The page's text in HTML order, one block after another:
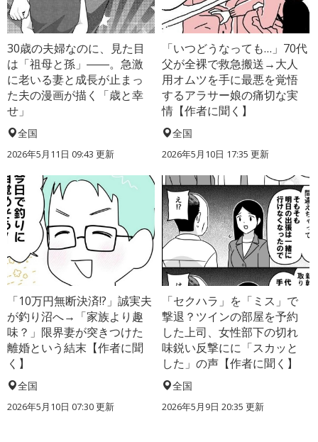
30歳の夫婦なのに、見た目
は「祖母と孫」――。急激
に老いる妻と成長が止まっ
た夫の漫画が描く「歳と幸
せ」
全国
2026年5月11日 09:43 更新
「いつどうなっても…」70代
父が全裸で救急搬送→大人
用オムツを手に最悪を覚悟
するアラサー娘の痛切な実
情【作者に聞く】
全国
2026年5月10日 17:35 更新
「10万円無断決済!?」誠実夫
が釣り沼へ→「家族より趣
味？」限界妻が突きつけた
離婚という結末【作者に聞
く】
全国
2026年5月10日 07:30 更新
「セクハラ」を「ミス」で
撃退？ツインの部屋を予約
した上司、女性部下の切れ
味鋭い反撃にに「スカッと
した」の声【作者に聞く】
全国
2026年5月9日 20:35 更新